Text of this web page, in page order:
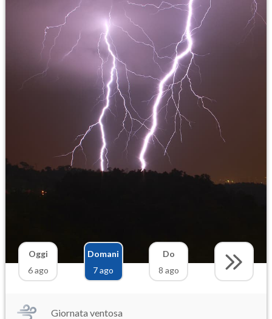
Oggi
6 ago
Domani
7 ago
Do
8 ago
Giornata ventosa